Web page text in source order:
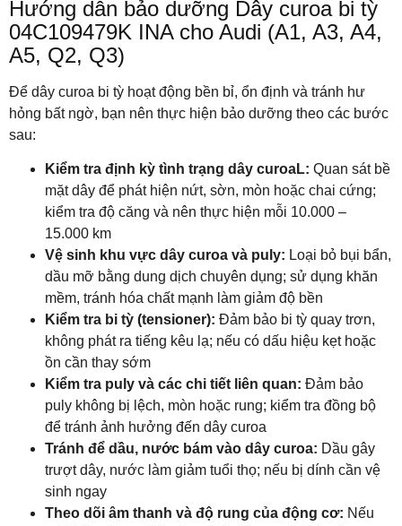
Hướng dẫn bảo dưỡng Dây curoa bi tỳ
04C109479K INA cho Audi (A1, A3, A4,
A5, Q2, Q3)
Để dây curoa bi tỳ hoạt động bền bỉ, ổn định và tránh hư
hỏng bất ngờ, bạn nên thực hiện bảo dưỡng theo các bước
sau:
Kiểm tra định kỳ tình trạng dây curoaL: Quan sát bề
mặt dây để phát hiện nứt, sờn, mòn hoặc chai cứng;
kiểm tra độ căng và nên thực hiện mỗi 10.000 –
15.000 km
Vệ sinh khu vực dây curoa và puly: Loại bỏ bụi bẩn,
dầu mỡ bằng dung dịch chuyên dụng; sử dụng khăn
mềm, tránh hóa chất mạnh làm giảm độ bền
Kiểm tra bi tỳ (tensioner): Đảm bảo bi tỳ quay trơn,
không phát ra tiếng kêu lạ; nếu có dấu hiệu kẹt hoặc
ồn cần thay sớm
Kiểm tra puly và các chi tiết liên quan: Đảm bảo
puly không bị lệch, mòn hoặc rung; kiểm tra đồng bộ
để tránh ảnh hưởng đến dây curoa
Tránh để dầu, nước bám vào dây curoa: Dầu gây
trượt dây, nước làm giảm tuổi thọ; nếu bị dính cần vệ
sinh ngay
Theo dõi âm thanh và độ rung của động cơ: Nếu